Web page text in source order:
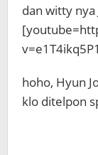
dan witty nya
hoho, Hyun
klo ditelpon